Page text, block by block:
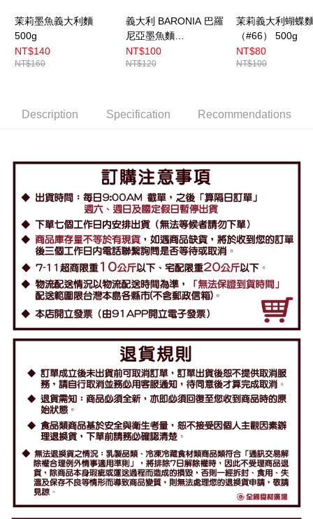
茉莉墨魚義大利麵
500g
NT$140
NT$160
義大利 BARONIA 巴羅
尼亞墨魚麵
500g（BR105）
NT$100
NT$120
茉莉義大利蝴蝶
（#66） 500g
NT$80
NT$100
Description Specification Recommendations